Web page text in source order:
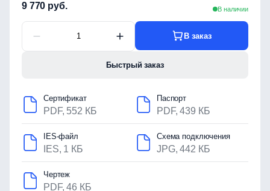
9 770 руб. В наличии
В заказ
Быстрый заказ
Сертификат
PDF, 552 КБ
Паспорт
PDF, 439 КБ
IES-файл
IES, 1 КБ
Схема подключения
JPG, 442 КБ
Чертеж
PDF, 46 КБ